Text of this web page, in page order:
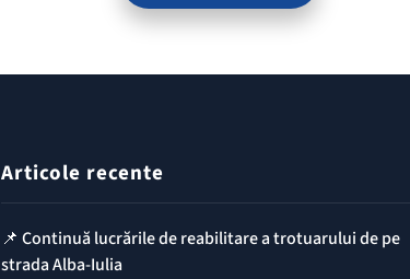
Articole recente
📌 Continuă lucrările de reabilitare a trotuarului de pe
strada Alba-Iulia